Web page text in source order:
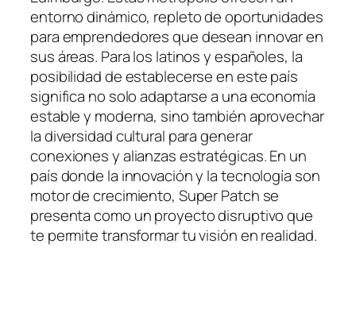
entorno dinámico, repleto de oportunidades
para emprendedores que desean innovar en
sus áreas. Para los latinos y españoles, la
posibilidad de establecerse en este país
significa no solo adaptarse a una economía
estable y moderna, sino también aprovechar
la diversidad cultural para generar
conexiones y alianzas estratégicas. En un
país donde la innovación y la tecnología son
motor de crecimiento, Super Patch se
presenta como un proyecto disruptivo que
te permite transformar tu visión en realidad.